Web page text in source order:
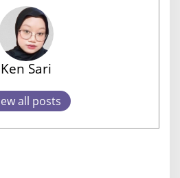
Ken Sari
all posts